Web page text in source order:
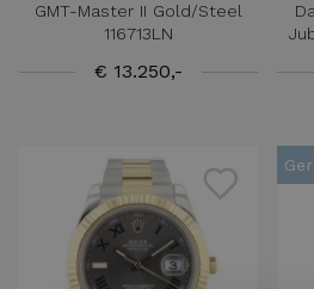
GMT-Master II Gold/Steel
116713LN
€ 13.250,-